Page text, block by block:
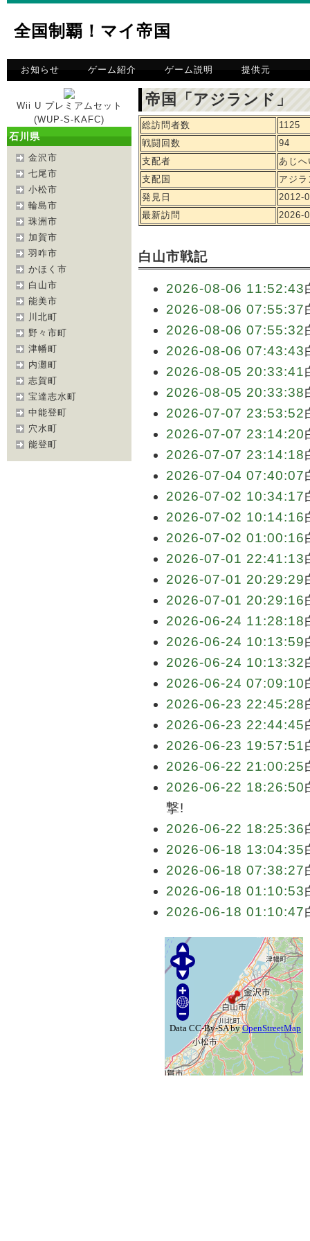
全国制覇！マイ帝国
お知らせ ゲーム紹介 ゲーム説明 提供元
Wii U プレミアムセット
(WUP-S-KAFC)
石川県
金沢市
七尾市
小松市
輪島市
珠洲市
加賀市
羽咋市
かほく市
白山市
能美市
川北町
野々市町
津幡町
内灘町
志賀町
宝達志水町
中能登町
穴水町
能登町
帝国「アジランド」
総訪問者数
1125
戦闘回数
94
支配者
あじへ
支配国
アジ
発見日
2012-
最新訪問
2026-
白山市戦記
2026-08-06 11:52:43
2026-08-06 07:55:37
2026-08-06 07:55:32
2026-08-06 07:43:43
2026-08-05 20:33:41
2026-08-05 20:33:38
2026-07-07 23:53:52
2026-07-07 23:14:20
2026-07-07 23:14:18
2026-07-04 07:40:07
2026-07-02 10:34:17
2026-07-02 10:14:16
2026-07-02 01:00:16
2026-07-01 22:41:13
2026-07-01 20:29:29
2026-07-01 20:29:16
2026-06-24 11:28:18
2026-06-24 10:13:59
2026-06-24 10:13:32
2026-06-24 07:09:10
2026-06-23 22:45:28
2026-06-23 22:44:45
2026-06-23 19:57:51
2026-06-22 21:00:25
2026-06-22 18:26:50
撃!
2026-06-22 18:25:36
2026-06-18 13:04:35
2026-06-18 07:38:27
2026-06-18 01:10:53
2026-06-18 01:10:47